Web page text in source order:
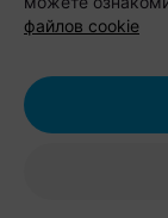
банном
мероприятий.
файлов cookie